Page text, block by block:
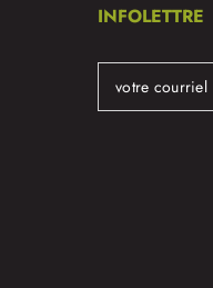
INFOLETTRE